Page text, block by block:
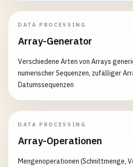
DATA PROCESSING
Array-Generator
Verschiedene Arten von Arrays
numerischer Sequenzen, zufälliger
Datumssequenzen
DATA PROCESSING
Array-Operationen
Mengenoperationen (Schnittmenge,